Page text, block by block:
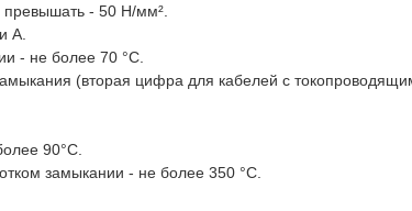
превышать - 50 Н/мм².
А.
- не более 70 °С.
(вторая цифра для кабелей с
90°С.
замыкании - не более 350 °С.